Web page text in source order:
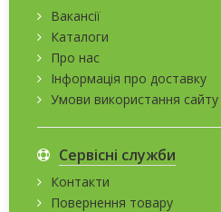
Вакансії
Каталоги
Про нас
Інформація про доставку
Умови використання сайту
Сервісні служби
Контакти
Повернення товару